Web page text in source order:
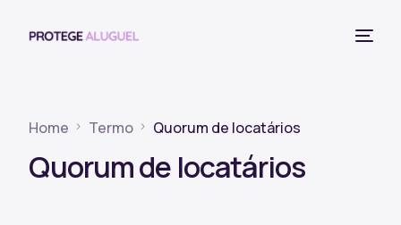
Home Termo Quorum de locatários
Quorum de locatários